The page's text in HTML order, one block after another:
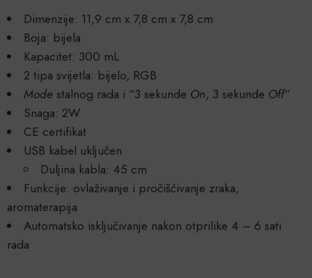
Dimenzije: 11,9 cm x 7,8 cm x 7,8 cm
Boja: bijela
Kapacitet: 300 mL
2 tipa svijetla: bijelo, RGB
Modestalnog rada i “3 sekunde On, 3 sekunde Off“
Snaga: 2W
CE certifikat
USB kabel uključen
Duljina kabla: 45 cm
Funkcije: ovlaživanje i pročišćivanje zraka,
aromaterapija
Automatsko isključivanje nakon otprilike 4 – 6 sati
rada